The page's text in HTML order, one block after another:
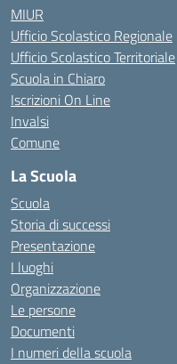
MIUR
Ufficio Scolastico Regionale
Ufficio Scolastico Territoriale
Scuola in Chiaro
Iscrizioni On Line
Invalsi
Comune
La Scuola
Scuola
Storia di successi
Presentazione
I luoghi
Organizzazione
Le persone
Documenti
I numeri della scuola